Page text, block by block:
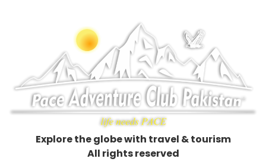
Explore the globe with travel & tourism
All rights reserved